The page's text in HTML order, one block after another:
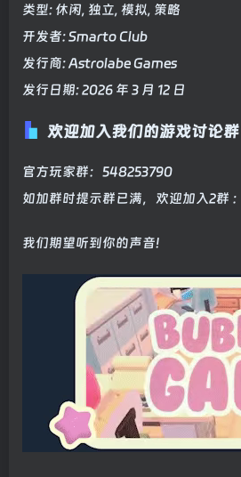
类型: 休闲, 独立, 模拟, 策略
开发者: Smarto Club
发行商: Astrolabe Games
发行日期: 2026 年 3 月 12 日
欢迎加入我们的游戏讨论群
官方玩家群：548253790
如加群时提示群已满，欢迎加入2群
我们期望听到你的声音!